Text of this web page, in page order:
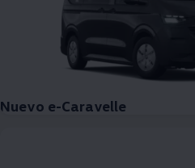
Nuevo e-Caravelle